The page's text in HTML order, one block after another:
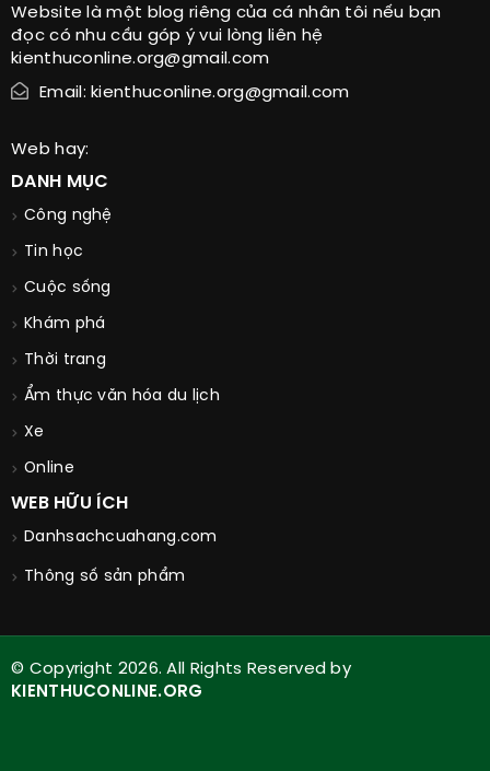
Website là một blog riêng của cá nhân tôi nếu bạn
đọc có nhu cầu góp ý vui lòng liên hệ
kienthuconline.org@gmail.com
Email: kienthuconline.org@gmail.com
Web hay:
DANH MỤC
Công nghệ
Tin học
Cuộc sống
Khám phá
Thời trang
Ẩm thực văn hóa du lịch
Xe
Online
WEB HỮU ÍCH
Danhsachcuahang.com
Thông số sản phẩm
© Copyright 2026. All Rights Reserved by
KIENTHUCONLINE.ORG